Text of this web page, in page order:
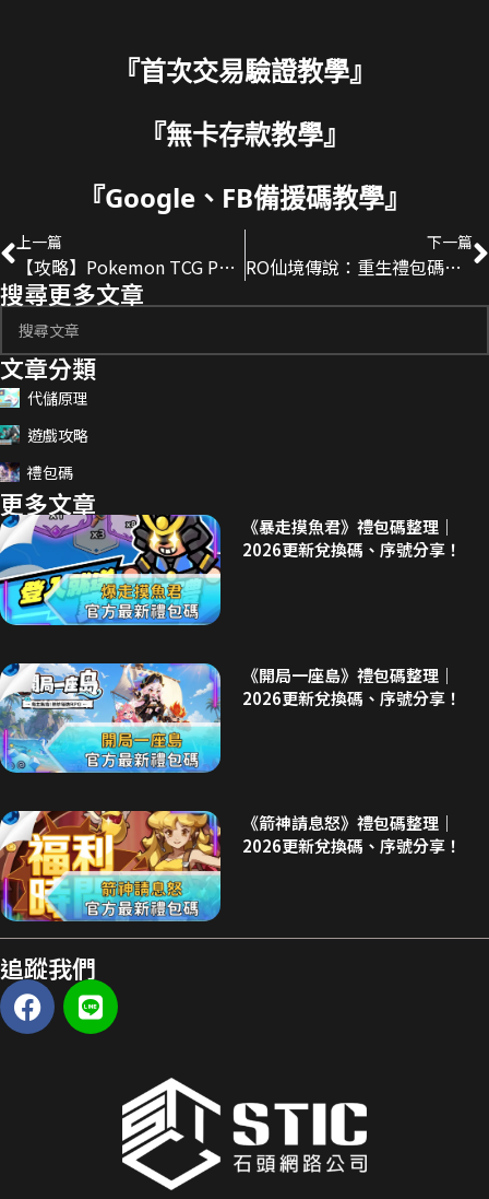
『首次交易驗證教學』
『無卡存款教學』
『Google、FB備援碼教學』
上一篇
【攻略】Pokemon TCG Pocket 各式牌組分享應用！新手必看、秒變打牌大神！
下一篇
RO仙境傳說：重生禮包碼大全：序號、福利與使用教學
搜尋更多文章
文章分類
代儲原理
遊戲攻略
禮包碼
更多文章
《暴走摸魚君》禮包碼整理｜
2026更新兌換碼、序號分享！
《開局一座島》禮包碼整理｜
2026更新兌換碼、序號分享！
《箭神請息怒》禮包碼整理｜
2026更新兌換碼、序號分享！
追蹤我們